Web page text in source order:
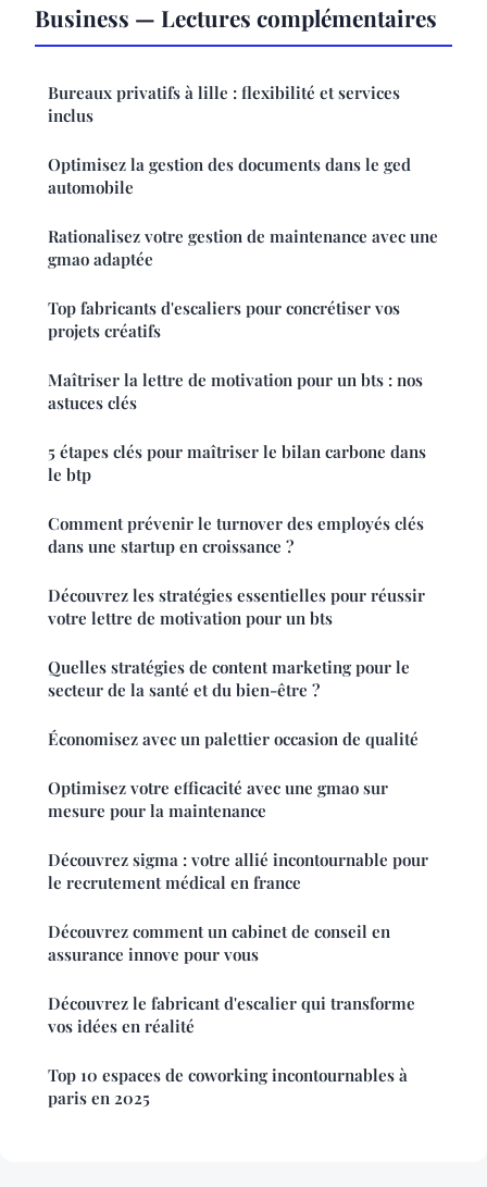
Business — Lectures complémentaires
Bureaux privatifs à lille : flexibilité et services
inclus
Optimisez la gestion des documents dans le ged
automobile
Rationalisez votre gestion de maintenance avec une
gmao adaptée
Top fabricants d'escaliers pour concrétiser vos
projets créatifs
Maîtriser la lettre de motivation pour un bts : nos
astuces clés
5 étapes clés pour maîtriser le bilan carbone dans
le btp
Comment prévenir le turnover des employés clés
dans une startup en croissance ?
Découvrez les stratégies essentielles pour réussir
votre lettre de motivation pour un bts
Quelles stratégies de content marketing pour le
secteur de la santé et du bien-être ?
Économisez avec un palettier occasion de qualité
Optimisez votre efficacité avec une gmao sur
mesure pour la maintenance
Découvrez sigma : votre allié incontournable pour
le recrutement médical en france
Découvrez comment un cabinet de conseil en
assurance innove pour vous
Découvrez le fabricant d'escalier qui transforme
vos idées en réalité
Top 10 espaces de coworking incontournables à
paris en 2025